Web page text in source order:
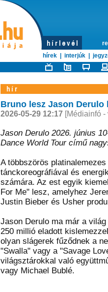
hírek
interjúk
Bruno lesz Jason
2026-05-29 12:17[Médiainfó -
Jason Derulo 2026. június
Dance World Tour című
A többszörös
tánckoreográfiával és
számára. Az est egyik
For Me" lesz, amelyhez
Justin Bieber és Usher
Jason Derulo ma már a
250 millió eladott
olyan slágerek fűződnek a
"Swalla" vagy a "Savage
világsztárokkal való
vagy Michael Bublé.